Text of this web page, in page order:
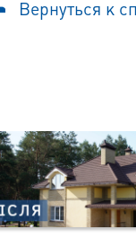
Вернуться к